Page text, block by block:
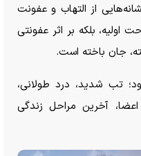
از التهاب و عفونت
اولیه، بلکه بر اثر عفونتی
جان باخته است.
تب شدید، درد طولانی،
آخرین مراحل زندگی